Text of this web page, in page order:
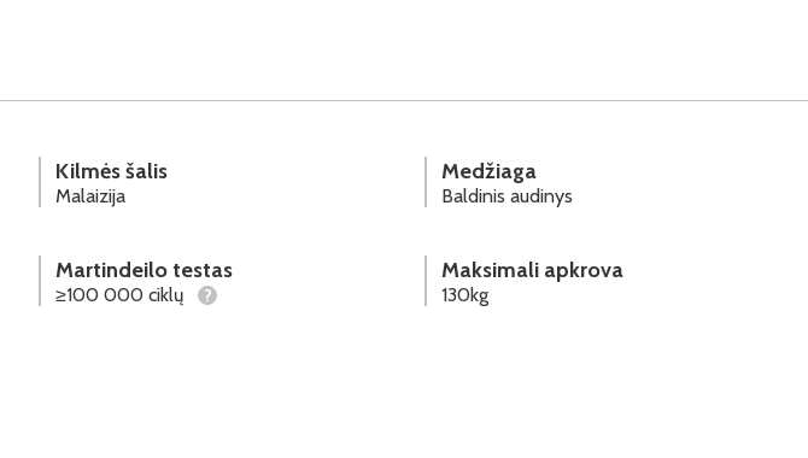
Kilmės šalis
Malaizija
Medžiaga
Baldinis audinys
Martindeilo testas
≥100 000 ciklų ?
Maksimali apkrova
130kg